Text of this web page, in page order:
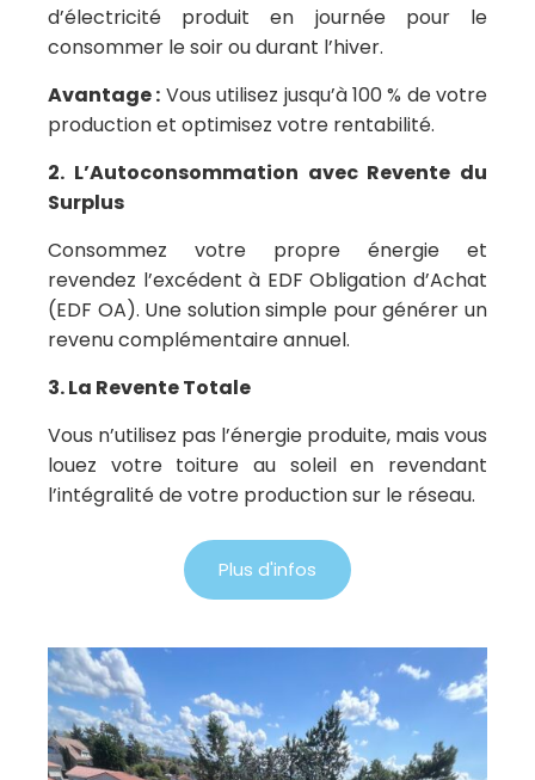
d’électricité produit en journée pour le
consommer le soir ou durant l’hiver.
Avantage : Vous utilisez jusqu’à 100 % de votre
production et optimisez votre rentabilité.
2. L’Autoconsommation avec Revente du
Surplus
Consommez votre propre énergie et
revendez l’excédent à EDF Obligation d’Achat
(EDF OA). Une solution simple pour générer un
revenu complémentaire annuel.
3. La Revente Totale
Vous n’utilisez pas l’énergie produite, mais vous
louez votre toiture au soleil en revendant
l’intégralité de votre production sur le réseau.
Plus d'infos